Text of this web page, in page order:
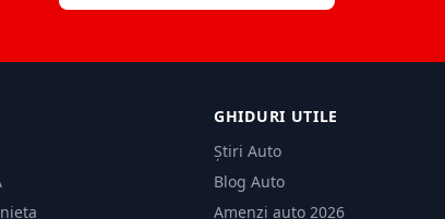
GHIDURI UTILE
Știri Auto
Blog Auto
Amenzi auto 2026